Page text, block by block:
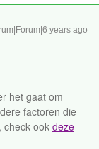
years ago
het gaat om
factoren die
check ook deze